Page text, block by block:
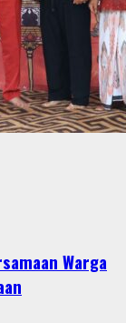
Warga